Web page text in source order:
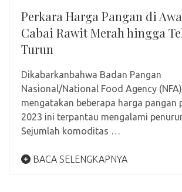
Perkara Harga Pangan di
Cabai Rawit Merah hingga
Turun
Dikabarkanbahwa Badan Pangan
Nasional/National Food Agency (NFA)
mengatakan beberapa harga pangan
2023 ini terpantau mengalami
Sejumlah komoditas …
BACA SELENGKAPNYA